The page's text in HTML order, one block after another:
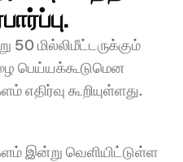
50 மில்லிமீட்டருக்கும்
பெய்யக்கூடுமென
கூறியுள்ளது.
இன்று வெளியிட்டுள்ள